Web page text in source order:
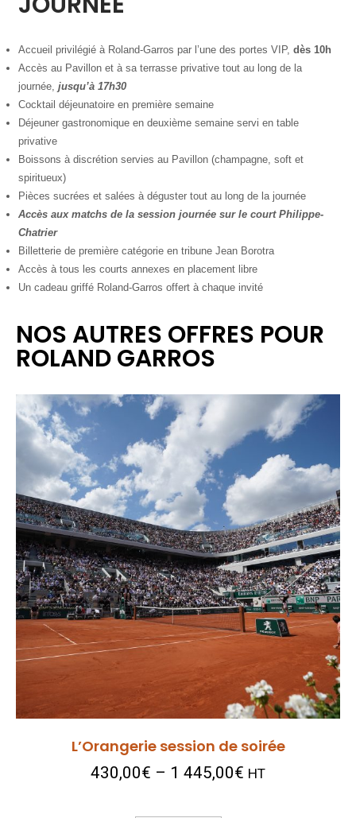
Accueil privilégié à Roland-Garros par l’une des portes VIP, dès 10h
Accès au Pavillon et à sa terrasse privative tout au long de la
journée, jusqu’à 17h30
Cocktail déjeunatoire en première semaine
Déjeuner gastronomique en deuxième semaine servi en table
privative
Boissons à discrétion servies au Pavillon (champagne, soft et
spiritueux)
Pièces sucrées et salées à déguster tout au long de la journée
Accès aux matchs de la session journée sur le court Philippe-
Chatrier
Billetterie de première catégorie en tribune Jean Borotra
Accès à tous les courts annexes en placement libre
Un cadeau griffé Roland-Garros offert à chaque invité
NOS AUTRES OFFRES POUR
ROLAND GARROS
L’Orangerie session de soirée
430,00€ – 1 445,00€ HT